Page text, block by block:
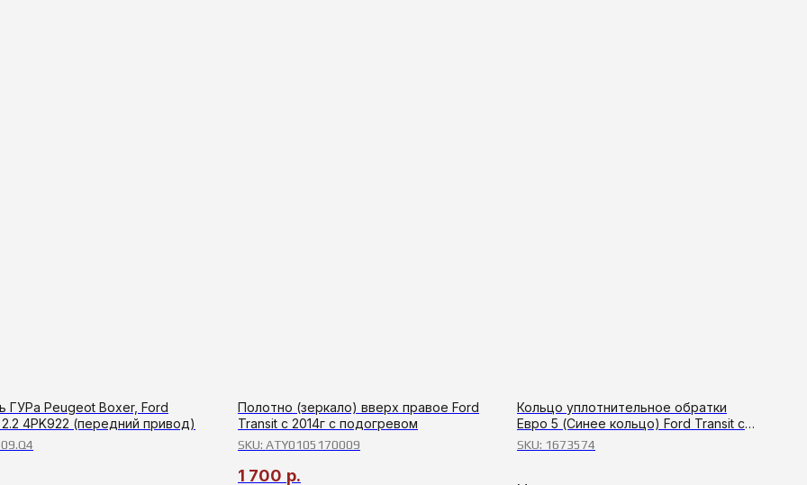
ГУРа Peugeot Boxer, Ford
2.2 4PK922 (передний привод)
Полотно (зеркало) вверх правое Ford
Transit с 2014г с подогревом
SKU: ATY0105170009
1 700 р.
Кольцо уплотнительное обратки
Евро 5 (Синее кольцо) Ford Transit с
2006г,Boxer,Jumреr,Duсаtо
SKU: 1673574